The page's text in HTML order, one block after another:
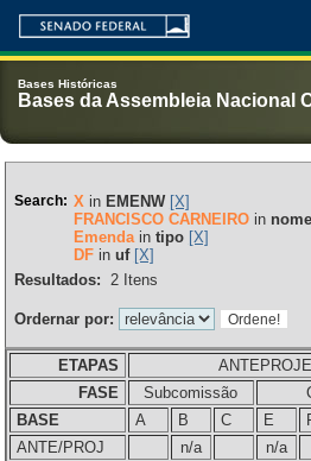
Bases Históricas
Bases da Assembleia Nacional
Search: Xin EMENW [X]
FRANCISCO CARNEIROin nome
Emendain tipo [X]
DFin uf [X]
Resultados: 2Itens
Ordernar por:
ETAPAS
FASE
Subcomissão
BASE
A B C E
ANTE/PROJ
n/a n/a